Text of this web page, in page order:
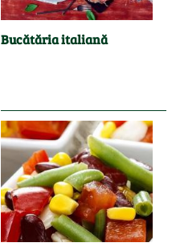
Bucătăria italiană